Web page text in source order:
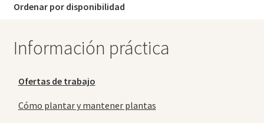
Ordenar por disponibilidad
Información práctica
Ofertas de trabajo
Cómo plantar y mantener plantas